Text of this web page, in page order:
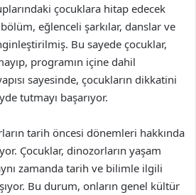
çocuklara hitap edecek
eğlenceli şarkılar, danslar ve
Bu sayede çocuklar,
programın içine dahil
sayesinde, çocukların dikkatini
tutmayı başarıyor.
tarih öncesi dönemleri hakkında
Çocuklar, dinozorların yaşam
zamanda tarih ve bilimle ilgili
Bu durum, onların genel kültür